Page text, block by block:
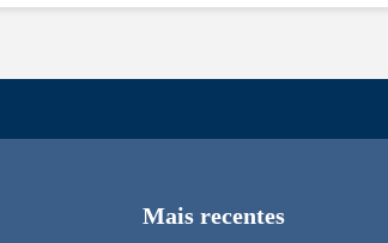
Mais recentes